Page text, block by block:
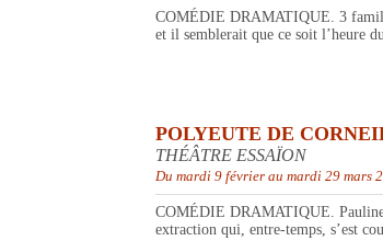
COMÉDIE DRAMATIQUE. 3
et il semblerait que ce soit l’heure
POLYEUTE DE
THÉÂTRE ESSAÏON
Du mardi 9 février au mardi 29 mars
COMÉDIE DRAMATIQUE.
extraction qui, entre-temps, s’est